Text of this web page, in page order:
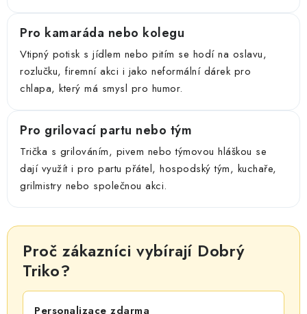
Pro kamaráda nebo kolegu
Vtipný potisk s jídlem nebo pitím se hodí na oslavu,
rozlučku, firemní akci i jako neformální dárek pro
chlapa, který má smysl pro humor.
Pro grilovací partu nebo tým
Trička s grilováním, pivem nebo týmovou hláškou se
dají využít i pro partu přátel, hospodský tým, kuchaře,
grilmistry nebo společnou akci.
Proč zákazníci vybírají Dobrý
Triko?
Personalizace zdarma